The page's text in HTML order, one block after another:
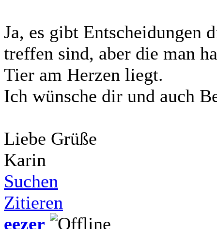
Ja, es gibt Entscheidungen
treffen sind, aber die man
Tier am Herzen liegt.
Ich wünsche dir und auch
Liebe Grüße
Karin
Suchen
Zitieren
eezer